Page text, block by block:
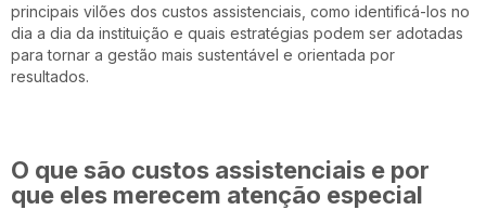
principais vilões dos custos assistenciais, como identificá-los no
dia a dia da instituição e quais estratégias podem ser adotadas
para tornar a gestão mais sustentável e orientada por
resultados.
O que são custos assistenciais e por
que eles merecem atenção especial